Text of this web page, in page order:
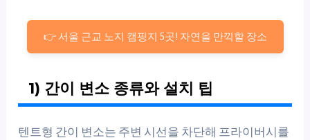
👉 서울 근교 노지 캠핑지 5곳! 자연을 만끽할 장소
1) 간이 변소 종류와 설치 팁
텐트형 간이 변소는 주변 시선을 차단해 프라이버시를